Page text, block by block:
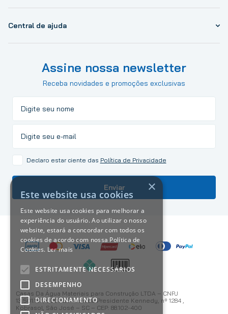
Central de ajuda
Assine nossa newsletter
Receba novidades e promoções exclusivas
Declaro estar ciente das Política de Privacidade
Enviar
Casas Da Água Materiais para Construção LTDA – CNPJ
13.501.187/0001-59 Avenida Presidente Kennedy, nº 1284 ,
Kobrasol, São José – SC – CEP: 88.102-400
×
Este website usa cookies
Este website usa cookies para melhorar a
experiência do usuário. Ao utilizar o nosso
website, estará a concordar com todos os
cookies de acordo com nossa Política de
Cookies. Ler mais
ESTRITAMENTE NECESSÁRIOS
DESEMPENHO
DIRECIONAMENTO